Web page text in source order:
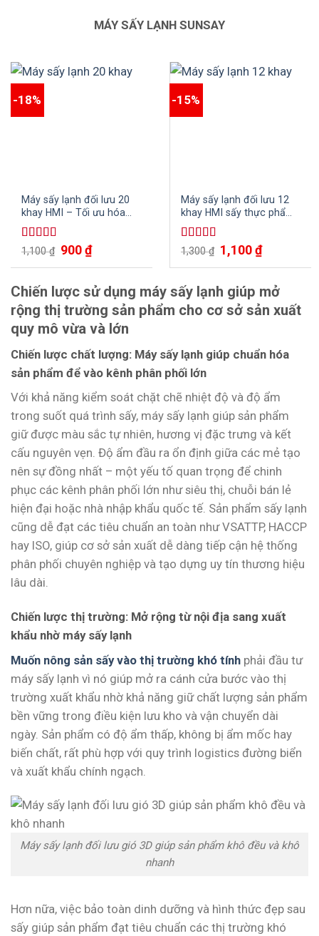
MÁY SẤY LẠNH SUNSAY
-18%
Máy sấy lạnh đối lưu 20
khay HMI – Tối ưu hóa
quy trình sấy khô
Được xếp
sao
1,100₫ 900₫
-15%
Máy sấy lạnh đối lưu 12
khay HMI sấy thực phẩm,
nông sản và các loại thủy
hải sản nhanh chóng, tiện
lợi
Được xếp
5
sao
1,300₫ 1,100₫
Chiến lược sử dụng máy sấy lạnh giúp mở
rộng thị trường sản phẩm cho cơ sở sản xuất
quy mô vừa và lớn
Chiến lược chất lượng: Máy sấy lạnh giúp chuẩn hóa
sản phẩm để vào kênh phân phối lớn
Với khả năng kiểm soát chặt chẽ nhiệt độ và độ ẩm
trong suốt quá trình sấy, máy sấy lạnh giúp sản phẩm
giữ được màu sắc tự nhiên, hương vị đặc trưng và kết
cấu nguyên vẹn. Độ ẩm đầu ra ổn định giữa các mẻ tạo
nên sự đồng nhất – một yếu tố quan trọng để chinh
phục các kênh phân phối lớn như siêu thị, chuỗi bán lẻ
hiện đại hoặc nhà nhập khẩu quốc tế. Sản phẩm sấy lạnh
cũng dễ đạt các tiêu chuẩn an toàn như VSATTP, HACCP
hay ISO, giúp cơ sở sản xuất dễ dàng tiếp cận hệ thống
phân phối chuyên nghiệp và tạo dựng uy tín thương hiệu
lâu dài.
Chiến lược thị trường: Mở rộng từ nội địa sang xuất
khẩu nhờ máy sấy lạnh
Muốn nông sản sấy vào thị trường khó tính phải đầu tư
máy sấy lạnh vì nó giúp mở ra cánh cửa bước vào thị
trường xuất khẩu nhờ khả năng giữ chất lượng sản phẩm
bền vững trong điều kiện lưu kho và vận chuyển dài
ngày. Sản phẩm có độ ẩm thấp, không bị ẩm mốc hay
biến chất, rất phù hợp với quy trình logistics đường biển
và xuất khẩu chính ngạch.
Máy sấy lạnh đối lưu gió 3D giúp sản phẩm khô đều và khô
nhanh
Hơn nữa, việc bảo toàn dinh dưỡng và hình thức đẹp sau
sấy giúp sản phẩm đạt tiêu chuẩn các thị trường khó